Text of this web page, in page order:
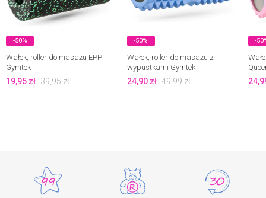
-50%
Wałek, roller do masażu EPP
Gymtek
19,95 zł 39,95zł
-50%
Wałek, roller do masażu z
wypustkami Gymtek
24,90zł 49,99zł
-